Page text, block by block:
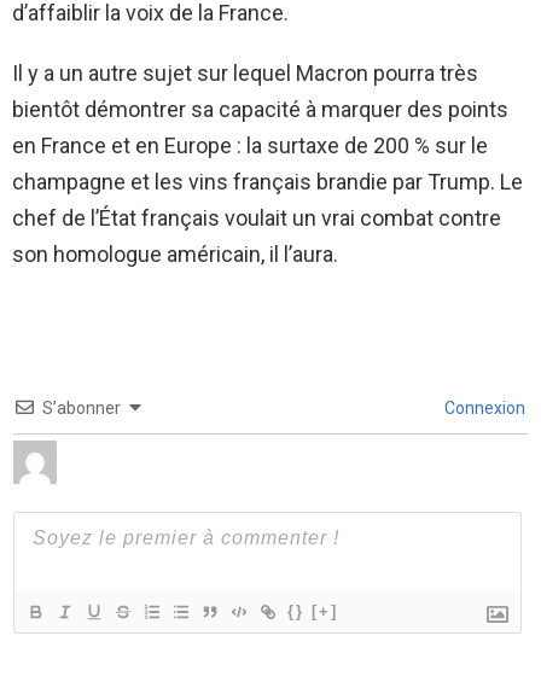
d’affaiblir la voix de la France.
Il y a un autre sujet sur lequel Macron pourra très
bientôt démontrer sa capacité à marquer des points
en France et en Europe : la surtaxe de 200 % sur le
champagne et les vins français brandie par Trump. Le
chef de l’État français voulait un vrai combat contre
son homologue américain, il l’aura.
S’abonner Connexion
{} [+]